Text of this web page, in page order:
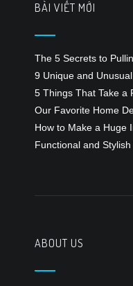
BÀI VIẾT MỚI
The 5 Secrets to
9 Unique and
5 Things That Take a
Our Favorite Home
How to Make a Huge
Functional and
ABOUT US